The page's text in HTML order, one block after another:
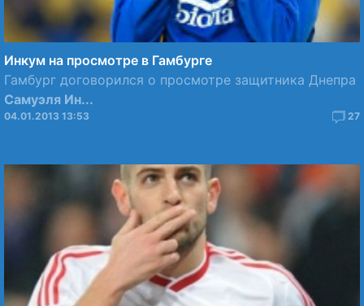
Инкум на просмотре в Гамбурге
Гамбург договорился о просмотре защитника Днепра
Самуэля Ин...
04.01.2013 13:53 27